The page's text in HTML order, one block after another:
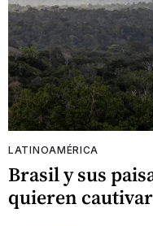
LATINOAMÉRICA
Brasil y sus
quieren